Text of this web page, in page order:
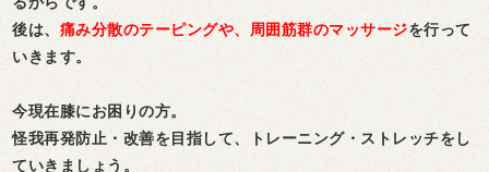
後は、 痛み分散のテーピングや、周囲筋群のマッサージを行って
いきます。
今現在膝にお困りの方。
怪我再発防止・改善を目指して、トレーニング・ストレッチをし
ていきましょう。